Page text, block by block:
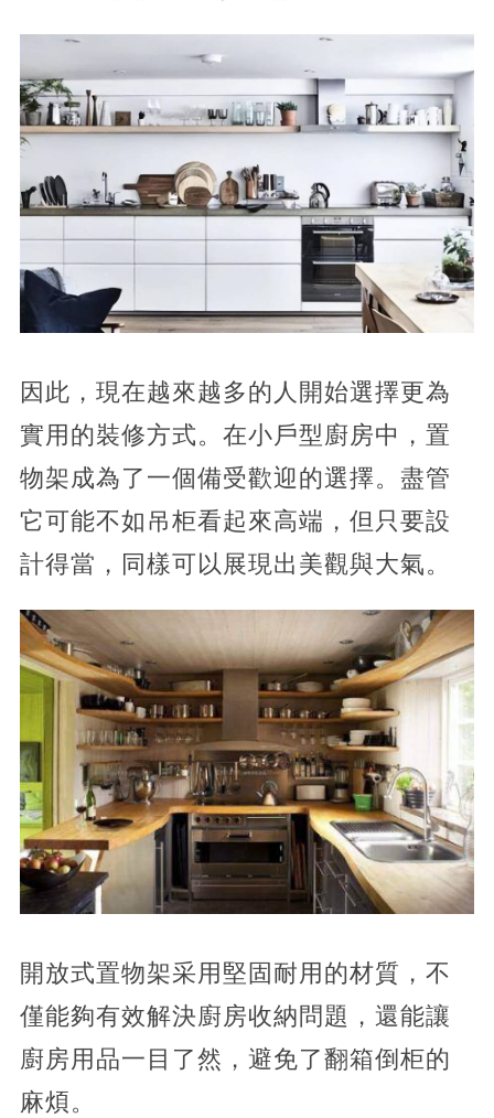
因此，現在越來越多的人開始選擇更為
實用的裝修方式。在小戶型廚房中，置
物架成為了一個備受歡迎的選擇。盡管
它可能不如吊柜看起來高端，但只要設
計得當，同樣可以展現出美觀與大氣。
開放式置物架采用堅固耐用的材質，不
僅能夠有效解決廚房收納問題，還能讓
廚房用品一目了然，避免了翻箱倒柜的
麻煩。